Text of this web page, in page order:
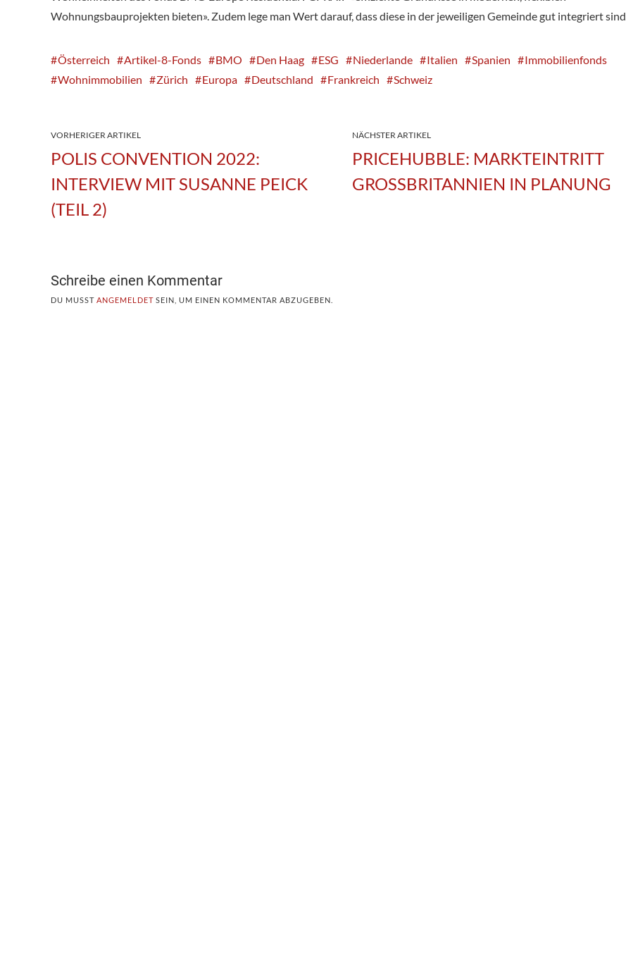
Wohnungsbauprojekten bieten». Zudem lege man Wert darauf, dass diese in der jeweiligen Gemeinde gut integriert sind.
Österreich Artikel-8-Fonds BMO Den Haag ESG Niederlande Italien Spanien
Immobilienfonds
Wohnimmobilien
Zürich Europa Deutschland Frankreich Schweiz
VORHERIGER ARTIKEL
POLIS CONVENTION 2022:
INTERVIEW MIT SUSANNE PEICK
(TEIL 2)
NÄCHSTER ARTIKEL
PRICEHUBBLE: MARKTEINTRITT
GROSSBRITANNIEN IN PLANUNG
Schreibe einen Kommentar
DU MUSST ANGEMELDET SEIN, UM EINEN KOMMENTAR ABZUGEBEN.